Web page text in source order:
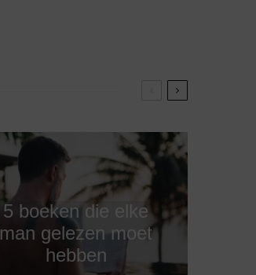
5 boeken die elke
man gelezen moet
hebben